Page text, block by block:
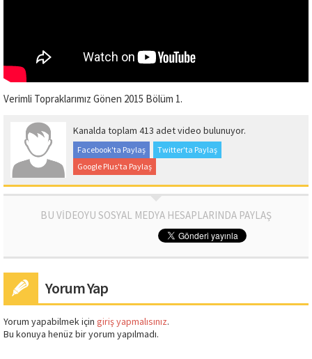
Verimli Topraklarımız Gönen 2015 Bölüm 1.
Kanalda toplam 413 adet video bulunuyor.
Facebook'ta Paylaş
Twitter'ta Paylaş
Google Plus'ta Paylaş
BU VİDEOYU SOSYAL MEDYA HESAPLARINDA PAYLAŞ
Yorum Yap
Yorum yapabilmek için giriş yapmalısınız.
Bu konuya henüz bir yorum yapılmadı.